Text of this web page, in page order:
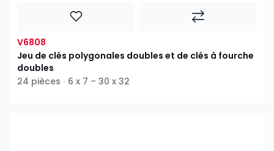
V6808
Jeu de clés polygonales doubles et de clés à fourche
doubles
24 pièces ∙ 6 x 7 – 30 x 32